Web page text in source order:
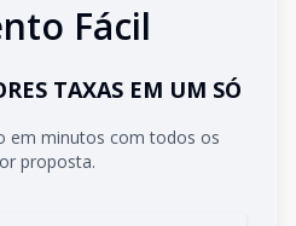
Fácil
TAXAS EM UM SÓ
em minutos com todos os
proposta.